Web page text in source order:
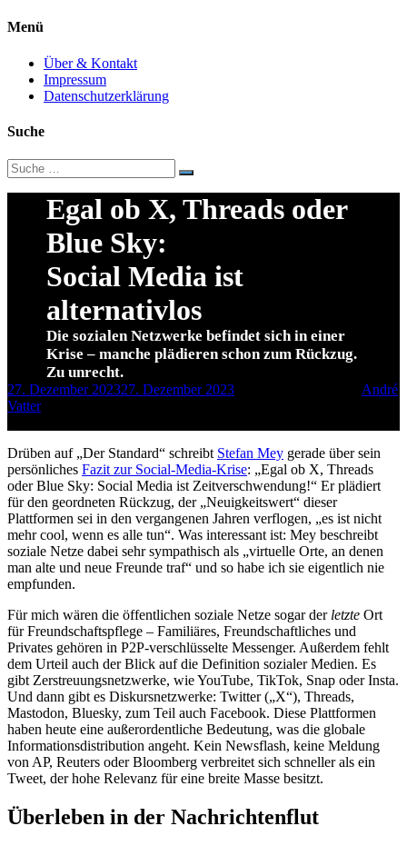
Menü
Über & Kontakt
Impressum
Datenschutzerklärung
Suche
Suche
nach:
Egal ob X, Threads oder
Blue Sky:
Social Media ist
alternativlos
Die sozialen Netzwerke befindet sich in einer
Krise – manche plädieren schon zum Rückzug.
Zu unrecht.
27. Dezember 202327. Dezember 2023
André
Vatter
Drüben auf „Der Standard“ schreibt Stefan Mey gerade über sein
persönliches Fazit zur Social-Media-Krise: „Egal ob X, Threads
oder Blue Sky: Social Media ist Zeitverschwendung!“ Er plädiert
für den geordneten Rückzug, der „Neuigkeitswert“ dieser
Plattformen sei in den vergangenen Jahren verflogen, „es ist nicht
mehr cool, wenn es alle tun“. Was interessant ist: Mey beschreibt
soziale Netze dabei sehr sympathisch als „virtuelle Orte, an denen
man alte und neue Freunde traf“ und so habe ich sie eigentlich nie
empfunden.
Für mich wären die öffentlichen soziale Netze sogar der letzte Ort
für Freundschaftspflege – Familiäres, Freundschaftliches und
Privates gehören in P2P-verschlüsselte Messenger. Außerdem fehlt
dem Urteil auch der Blick auf die Definition sozialer Medien. Es
gibt Zerstreuungsnetzwerke, wie YouTube, TikTok, Snap oder Insta.
Und dann gibt es Diskursnetzwerke: Twitter („X“), Threads,
Mastodon, Bluesky, zum Teil auch Facebook. Diese Plattformen
haben heute eine außerordentliche Bedeutung, was die globale
Informationsdistribution angeht. Kein Newsflash, keine Meldung
von AP, Reuters oder Bloomberg verbreitet sich schneller als ein
Tweet, der hohe Relevanz für eine breite Masse besitzt.
Überleben in der Nachrichtenflut